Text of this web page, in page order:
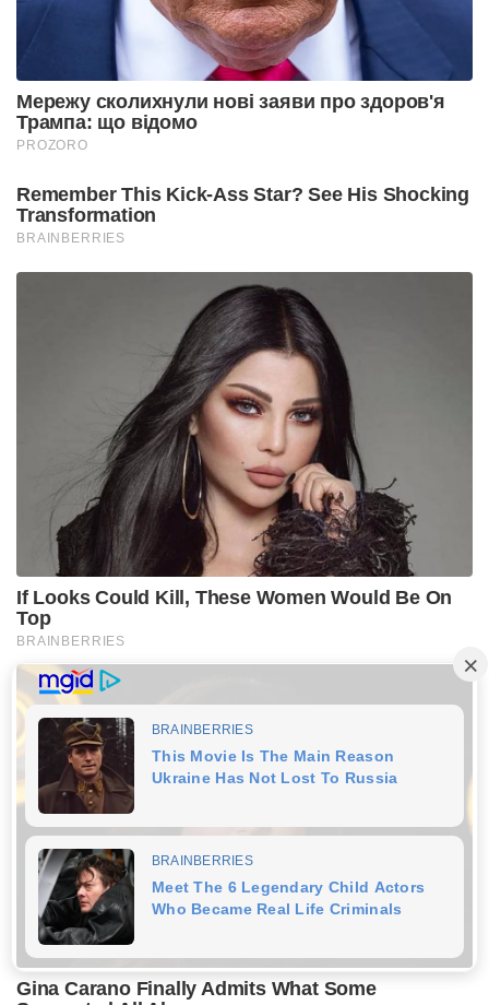
Мережу сколихнули нові заяви про здоров'я
Трампа: що відомо
PROZORO
Remember This Kick-Ass Star? See His Shocking
Transformation
BRAINBERRIES
If Looks Could Kill, These Women Would Be On
Top
BRAINBERRIES
Gina Carano Finally Admits What Some